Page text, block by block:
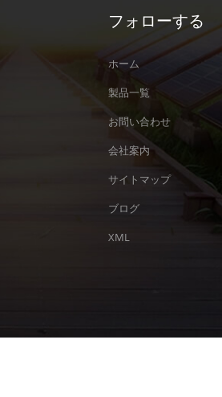
フォローする
ホーム
製品一覧
お問い合わせ
会社案内
サイトマップ
ブログ
XML